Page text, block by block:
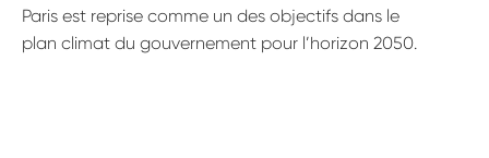
Paris est reprise comme un des objectifs dans le
plan climat du gouvernement pour l’horizon 2050.